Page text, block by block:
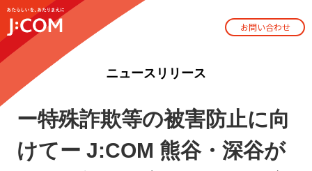
お問い合わせ
ニュースリリース
ー特殊詐欺等の被害防止に向
けてー J:COM 熊谷・深谷が